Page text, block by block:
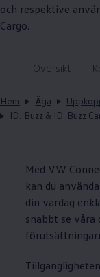
och respektive
Cargo.
Översikt
Hem Äga
ID. Buzz & ID. Buzz
Med VW
kan du
din vardag
snabbt se våra